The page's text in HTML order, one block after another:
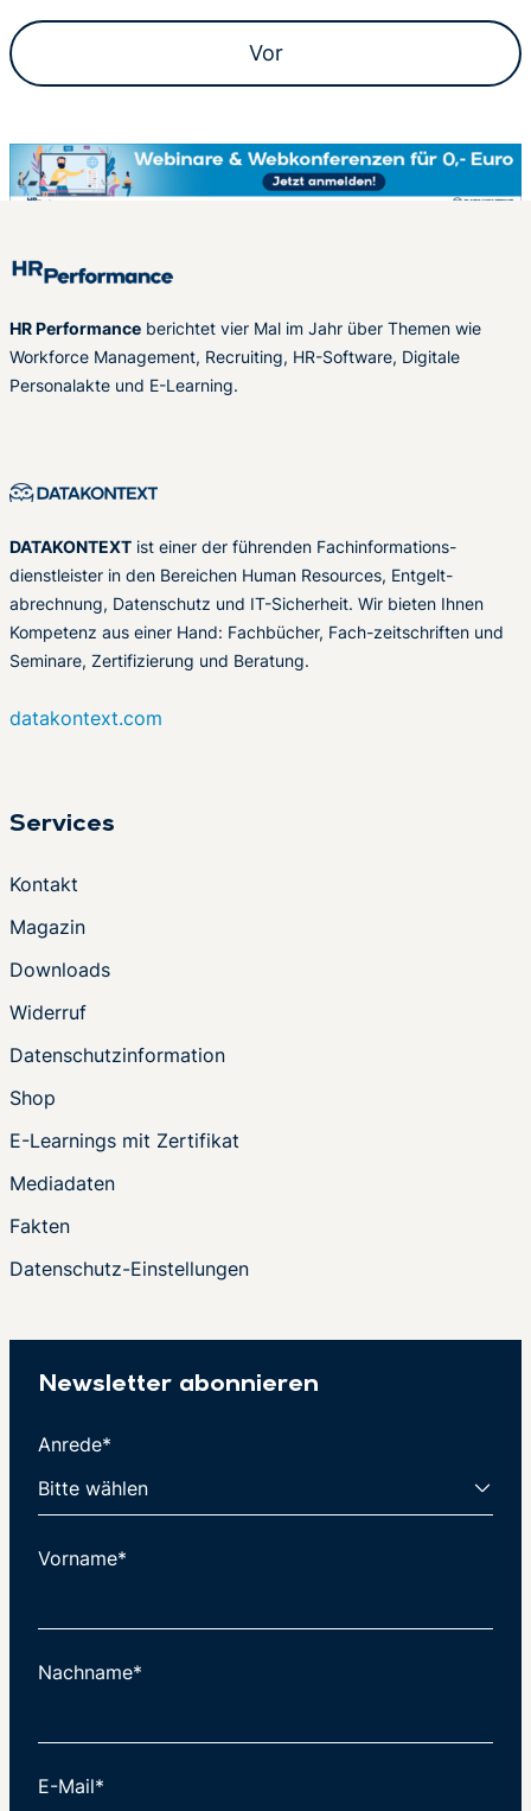
Vor
HR Performance berichtet vier Mal im Jahr über Themen wie
Workforce Management, Recruiting, HR-Software, Digitale
Personalakte und E-Learning.
DATAKONTEXT ist einer der führenden Fachinformations-
dienstleister in den Bereichen Human Resources, Entgelt-
abrechnung, Datenschutz und IT-Sicherheit. Wir bieten Ihnen
Kompetenz aus einer Hand: Fachbücher, Fach-zeitschriften und
Seminare, Zertifizierung und Beratung.
datakontext.com
Services
Kontakt
Magazin
Downloads
Widerruf
Datenschutzinformation
Shop
E-Learnings mit Zertifikat
Mediadaten
Fakten
Datenschutz-Einstellungen
Newsletter abonnieren
Anrede*
Vorname*
Nachname*
E-Mail*